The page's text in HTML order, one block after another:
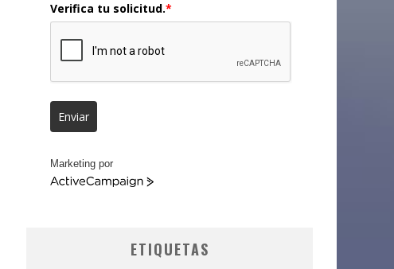
Verifica tu solicitud.*
Enviar
Marketing por
ActiveCampaign
ETIQUETAS